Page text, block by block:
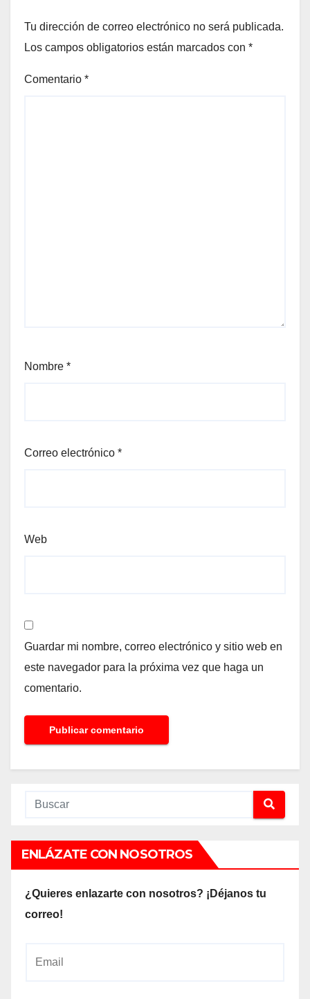
Tu dirección de correo electrónico no será publicada.
Los campos obligatorios están marcados con *
Comentario *
Nombre *
Correo electrónico *
Web
Guardar mi nombre, correo electrónico y sitio web en
este navegador para la próxima vez que haga un
comentario.
ENLÁZATE CON NOSOTROS
¿Quieres enlazarte con nosotros? ¡Déjanos tu
correo!